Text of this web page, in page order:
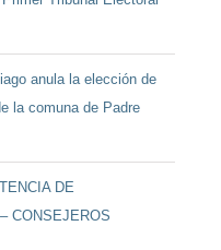
anula la elección de
la comuna de Padre
DE
CONSEJEROS